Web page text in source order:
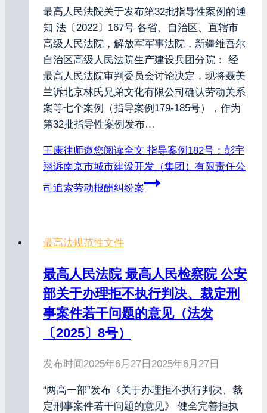
最高人民法院关于发布第32批指导性案例的通
知 法〔2022〕167号 各省、自治区、直辖市
高级人民法院，解放军军事法院，新疆维吾尔
自治区高级人民法院生产建设兵团分院： 经
最高人民法院审判委员会讨论决定，现将聂美
兰诉北京林氏兄弟文化有限公司确认劳动关系
案等七个案例（指导案例179-185号），作为
第32批指导性案例发布…
王康律师邀您阅读全文 指导案例182号：彭宇
翔诉南京市城市建设开发（集团）有限责任公
司追索劳动报酬纠纷案
最高法规范性文件
最高人民法院 最高人民检察院 公安
部关于办理拒不执行判决、裁定刑
事案件若干问题的意见（法发
〔2025〕8号）
发布时间2025年6月27日 2025年6月27日
“两高一部”发布《关于办理拒不执行判决、裁
定刑事案件若干问题的意见》 健全完善拒执